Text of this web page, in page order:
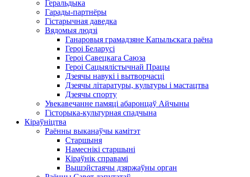
Геральдыка
Гарады-партнёры
Гістарычная даведка
Вядомыя людзі
Ганаровыя грамадзяне Капыльскага раёна
Героі Беларусі
Героі Савецкага Саюза
Героі Сацыялістычнай Працы
Дзеячы навукі і вытворчасці
Дзеячы літаратуры, культуры і мастацтва
Дзеячы спорту
Увекавечанне памяці абаронцаў Айчыны
Гісторыка-культурная спадчына
Кіраўніцтва
Раённы выканаўчы камітэт
Старшыня
Намеснікі старшыні
Кіраўнік справамі
Вышэйстаячы дзяржаўны орган